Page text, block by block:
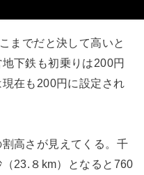
までだと決して高いと
下鉄も初乗りは200円
在も200円に設定され
高さが見えてくる。千
23.８km）となると760